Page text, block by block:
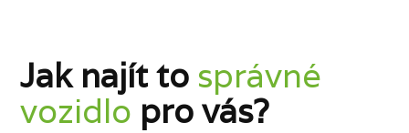
Jak najít to správné
vozidlo pro vás?